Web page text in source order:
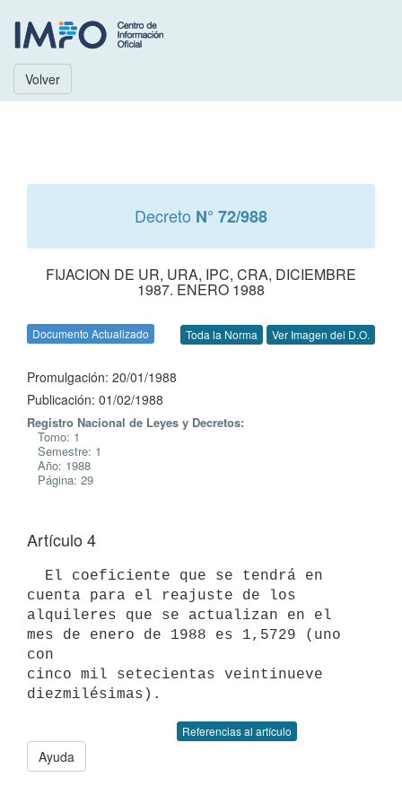
Volver
Decreto N° 72/988
FIJACION DE UR, URA, IPC, CRA, DICIEMBRE
1987. ENERO 1988
Documento Actualizado Toda la Norma Ver Imagen del D.O.
Promulgación: 20/01/1988
Publicación: 01/02/1988
Registro Nacional de Leyes y Decretos:
Tomo: 1
Semestre: 1
Año: 1988
Página: 29
Artículo 4
cuenta para el reajuste de los
alquileres que se actualizan en el
mes de enero de 1988 es 1,5729 (uno
con
cinco mil setecientas veintinueve
Referencias al artículo
Ayuda